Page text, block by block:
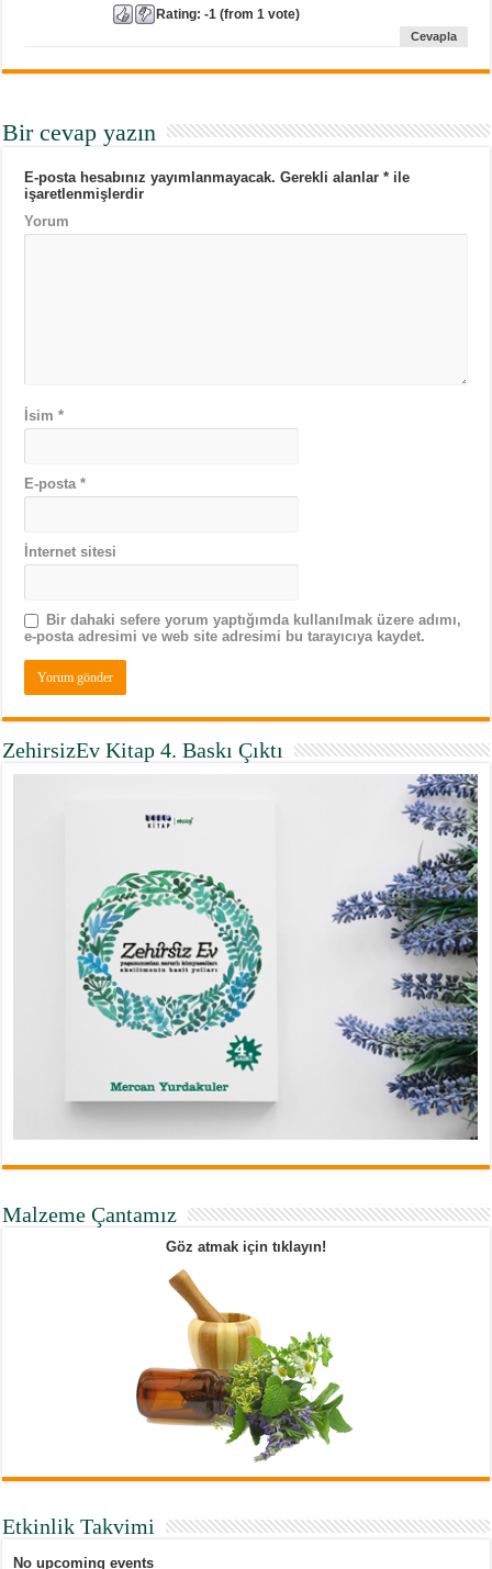
Rating:-1 (from 1 vote)
Cevapla
Bir cevap yazın
E-posta hesabınız yayımlanmayacak. Gerekli alanlar* ile
işaretlenmişlerdir
Yorum
İsim*
E-posta*
İnternet sitesi
Bir dahaki sefere yorum yaptığımda kullanılmak üzere adımı,
e-posta adresimi ve web site adresimi bu tarayıcıya kaydet.
ZehirsizEv Kitap 4. Baskı Çıktı
Malzeme Çantamız
Göz atmak için tıklayın!
Etkinlik Takvimi
No upcoming events